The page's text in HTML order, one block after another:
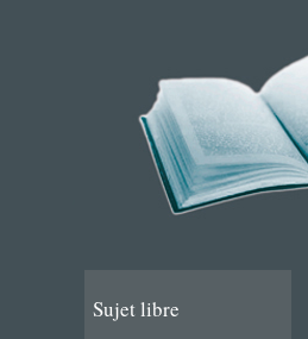
Sujet libre